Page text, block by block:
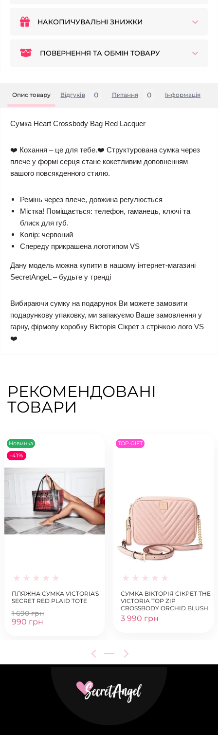
НАКОПИЧУВАЛЬНІ ЗНИЖКИ
ПОВЕРНЕННЯ ТА ОБМІН ТОВАРУ
Опис товару Відгуків 0 Питання 0 Iнформація
Сумка Heart Crossbody Bag Red Lacquer
❤️ Кохання – це для тебе.❤️ Структурована сумка через
плече у формі серця стане кокетливим доповненням
вашого повсякденного стилю.
Ремінь через плече, довжина регулюється
Містка! Поміщається: телефон, гаманець, ключі та
блиск для губ.
Колір: червоний
Спереду прикрашена логотипом VS
Дану модель можна купити в нашому інтернет-магазині
SecretAngeL – будьте у тренді
Вибираючи сумку на подарунок Ви можете замовити
подарункову упаковку, ми запакуємо Ваше замовлення у
гарну, фірмову коробку Вікторія Сікрет з стрічкою лого VS
❤️
РЕКОМЕНДОВАНІ
ТОВАРИ
Новинка
-41%
ПЛЯЖНА СУМКА VICTORIA'S
SECRET RED PLAID TOTE
1 690 грн
990 грн
TOP GIFT
СУМКА ВІКТОРІЯ СІКРЕТ THE
VICTORIA TOP ZIP
CROSSBODY ORCHID BLUSH
3 990 грн